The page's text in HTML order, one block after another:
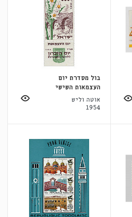
בול מסדרת יום
העצמאות השישי
אוטה וליש
1954